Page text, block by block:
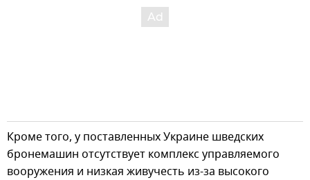
Кроме того, у поставленных Украине шведских
бронемашин отсутствует комплекс управляемого
вооружения и низкая живучесть из-за высокого